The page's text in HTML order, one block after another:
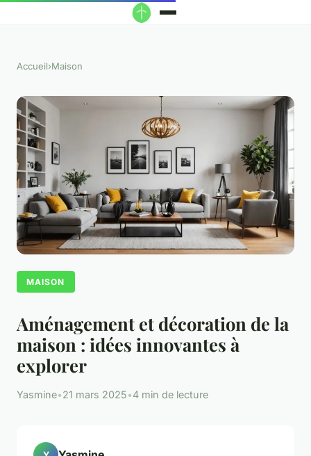
Accueil›Maison
MAISON
Aménagement et décoration de la
maison : idées innovantes à
explorer
Yasmine•21 mars 2025•4 min de lecture